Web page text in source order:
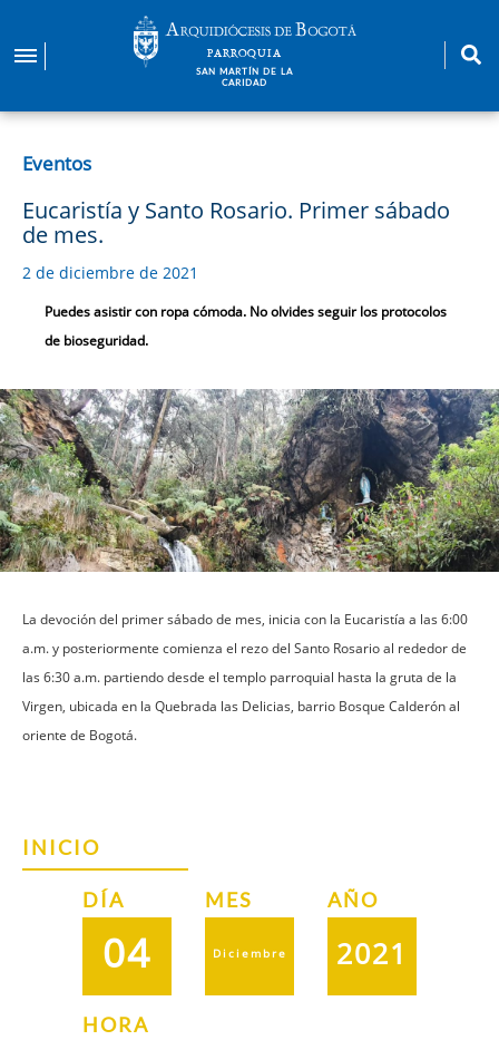
contenido
PARROQUIA
SAN MARTÍN DE LA
CARIDAD
Eventos
Eucaristía y Santo Rosario. Primer sábado
de mes.
2 de diciembre de 2021
Puedes asistir con ropa cómoda. No olvides seguir los protocolos
de bioseguridad.
La devoción del primer sábado de mes, inicia con la Eucaristía a las 6:00
a.m. y posteriormente comienza el rezo del Santo Rosario al rededor de
las 6:30 a.m. partiendo desde el templo parroquial hasta la gruta de la
Virgen, ubicada en la Quebrada las Delicias, barrio Bosque Calderón al
oriente de Bogotá.
INICIO
DÍA
04
MES
Diciembre
AÑO
2021
HORA